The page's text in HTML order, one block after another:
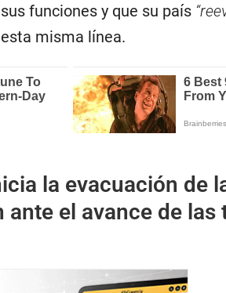
funciones y que su país
misma línea.
la evacuación de
ante el avance de las